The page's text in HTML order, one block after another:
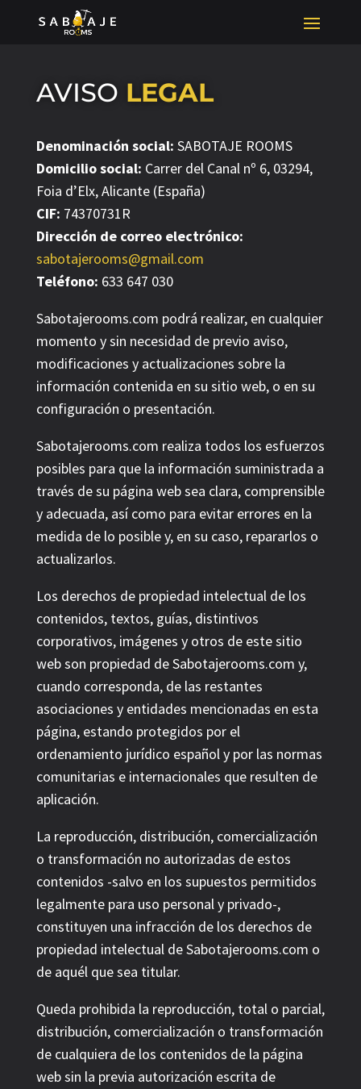
AVISO LEGAL
Denominación social: SABOTAJE ROOMS
Domicilio social: Carrer del Canal nº 6, 03294,
Foia d’Elx, Alicante (España)
CIF: 74370731R
Dirección de correo electrónico:
sabotajerooms@gmail.com
Teléfono: 633 647 030
Sabotajerooms.com podrá realizar, en cualquier
momento y sin necesidad de previo aviso,
modificaciones y actualizaciones sobre la
información contenida en su sitio web, o en su
configuración o presentación.
Sabotajerooms.com realiza todos los esfuerzos
posibles para que la información suministrada a
través de su página web sea clara, comprensible
y adecuada, así como para evitar errores en la
medida de lo posible y, en su caso, repararlos o
actualizarlos.
Los derechos de propiedad intelectual de los
contenidos, textos, guías, distintivos
corporativos, imágenes y otros de este sitio
web son propiedad de Sabotajerooms.com y,
cuando corresponda, de las restantes
asociaciones y entidades mencionadas en esta
página, estando protegidos por el
ordenamiento jurídico español y por las normas
comunitarias e internacionales que resulten de
aplicación.
La reproducción, distribución, comercialización
o transformación no autorizadas de estos
contenidos -salvo en los supuestos permitidos
legalmente para uso personal y privado-,
constituyen una infracción de los derechos de
propiedad intelectual de Sabotajerooms.com o
de aquél que sea titular.
Queda prohibida la reproducción, total o parcial,
distribución, comercialización o transformación
de cualquiera de los contenidos de la página
web sin la previa autorización escrita de